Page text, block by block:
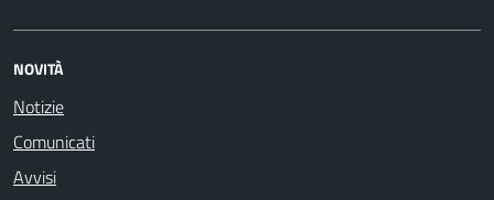
NOVITÀ
Notizie
Comunicati
Avvisi